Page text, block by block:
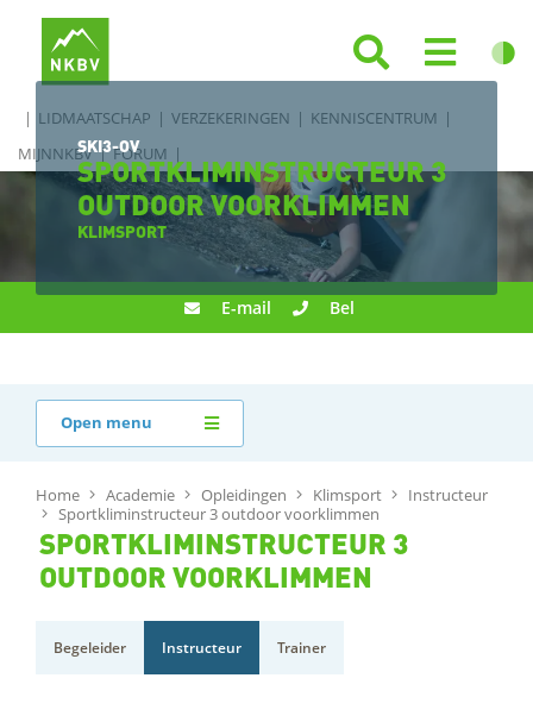
LIDMAATSCHAP VERZEKERINGEN
KENNISCENTRUM
MIJNNKBV
FORUM
E-mail Bel
SKI3-OV
SPORTKLIMINSTRUCTEUR 3
OUTDOOR VOORKLIMMEN
KLIMSPORT
Open menu
Home Academie Opleidingen Klimsport
Instructeur
Sportkliminstructeur 3 outdoor voorklimmen
SPORTKLIMINSTRUCTEUR 3
OUTDOOR VOORKLIMMEN
Begeleider Instructeur Trainer